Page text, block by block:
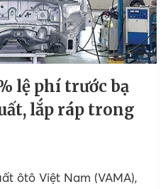
lệ phí trước bạ
lắp ráp trong
ôtô Việt Nam (VAMA),